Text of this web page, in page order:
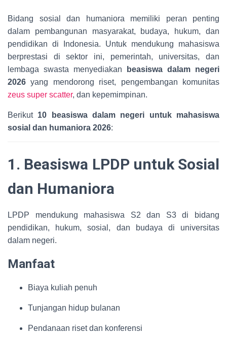
Bidang sosial dan humaniora memiliki peran penting
dalam pembangunan masyarakat, budaya, hukum, dan
pendidikan di Indonesia. Untuk mendukung mahasiswa
berprestasi di sektor ini, pemerintah, universitas, dan
lembaga swasta menyediakan
beasiswa dalam negeri
2026 yang mendorong riset, pengembangan komunitas
zeus super scatter, dan kepemimpinan.
Berikut 10 beasiswa dalam negeri untuk mahasiswa
sosial dan humaniora 2026:
1. Beasiswa LPDP untuk Sosial
dan Humaniora
LPDP mendukung mahasiswa S2 dan S3 di bidang
pendidikan, hukum, sosial, dan budaya di universitas
dalam negeri.
Manfaat
Biaya kuliah penuh
Tunjangan hidup bulanan
Pendanaan riset dan konferensi